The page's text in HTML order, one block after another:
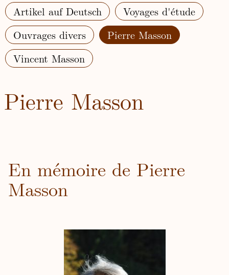
Artikel auf Deutsch
Voyages d'étude
Ouvrages divers
Pierre Masson
Vincent Masson
Pierre Masson
En mémoire de Pierre
Masson